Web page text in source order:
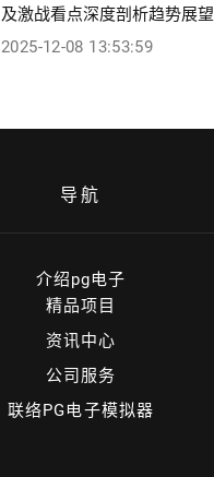
及激战看点深度剖析趋势展望
2025-12-08 13:53:59
导航
介绍pg电子
精品项目
资讯中心
公司服务
联络PG电子模拟器